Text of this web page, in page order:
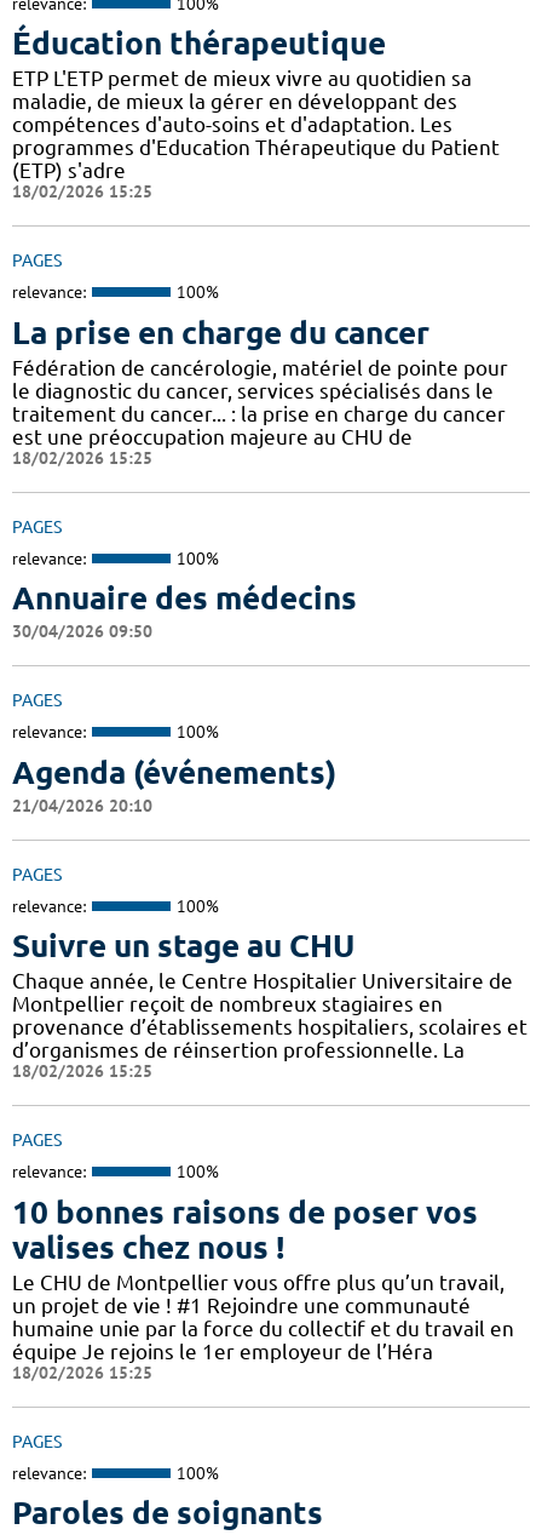
Éducation thérapeutique
ETP L'ETP permet de mieux vivre au quotidien sa
maladie, de mieux la gérer en développant des
compétences d'auto-soins et d'adaptation. Les
programmes d'Education Thérapeutique du Patient
(ETP) s'adre
18/02/2026 15:25
PAGES
relevance: 100%
La prise en charge du cancer
Fédération de cancérologie, matériel de pointe pour
le diagnostic du cancer, services spécialisés dans le
traitement du cancer... : la prise en charge du cancer
est une préoccupation majeure au CHU de
18/02/2026 15:25
PAGES
relevance: 100%
Annuaire des médecins
30/04/2026 09:50
PAGES
relevance: 100%
Agenda (événements)
21/04/2026 20:10
PAGES
relevance: 100%
Suivre un stage au CHU
Chaque année, le Centre Hospitalier Universitaire de
Montpellier reçoit de nombreux stagiaires en
provenance d’établissements hospitaliers, scolaires et
d’organismes de réinsertion professionnelle. La
18/02/2026 15:25
PAGES
relevance: 100%
10 bonnes raisons de poser vos
valises chez nous !
Le CHU de Montpellier vous offre plus qu’un travail,
un projet de vie ! #1 Rejoindre une communauté
humaine unie par la force du collectif et du travail en
équipe Je rejoins le 1er employeur de l’Héra
18/02/2026 15:25
PAGES
relevance: 100%
Paroles de soignants